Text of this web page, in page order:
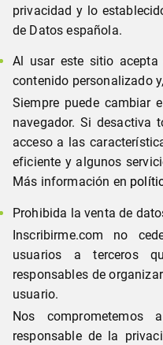
privacidad y lo
de Datos española.
Al usar este sitio
contenido personalizado
Siempre puede cambiar
navegador. Si desactiva
acceso a las
eficiente y algunos
Más información en
Prohibida la venta de
Inscribirme.com no
usuarios a terceros
responsables de
usuario.
Nos
responsable de la